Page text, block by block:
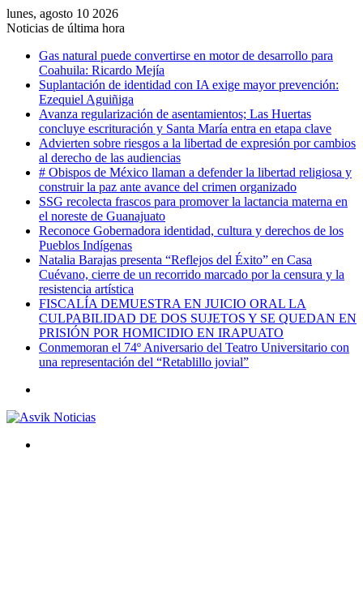
lunes, agosto 10 2026
Noticias de última hora
Gas natural puede convertirse en motor de desarrollo para
Coahuila: Ricardo Mejía
Suplantación de identidad con IA exige mayor prevención:
Ezequiel Aguiñiga
Avanza regularización de asentamientos; Las Huertas
concluye escrituración y Santa María entra en etapa clave
Advierten sobre riesgos a la libertad de expresión por cambios
al derecho de las audiencias
# Obispos de México llaman a defender la libertad religiosa y
construir la paz ante avance del crimen organizado
SSG recolecta frascos para promover la lactancia materna en
el noreste de Guanajuato
Reconoce Gobernadora identidad, cultura y derechos de los
Pueblos Indígenas
Natalia Barajas presenta “Reflejos del Éxito” en Casa
Cuévano, cierre de un recorrido marcado por la censura y la
resistencia artística
FISCALÍA DEMUESTRA EN JUICIO ORAL LA
CULPABILIDAD DE DOS SUJETOS Y SE QUEDAN EN
PRISIÓN POR HOMICIDIO EN IRAPUATO
Conmemoran el 74º Aniversario del Teatro Universitario con
una representación del “Retablillo jovial”